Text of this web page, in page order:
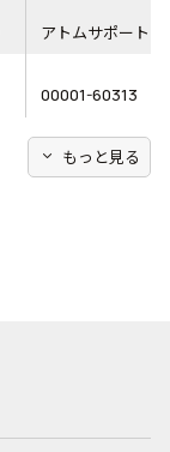
アトムサポート（
00001-60313
expand_more もっと見る